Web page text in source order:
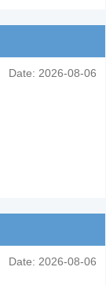
Date: 2026-08-06
Date: 2026-08-06